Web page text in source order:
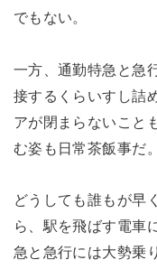
でもない。
一方、通勤特急と急
接するくらいすし詰
アが閉まらないこと
む姿も日常茶飯事だ。
どうしても誰もが早
ら、駅を飛ばす電車
急と急行には大勢乗